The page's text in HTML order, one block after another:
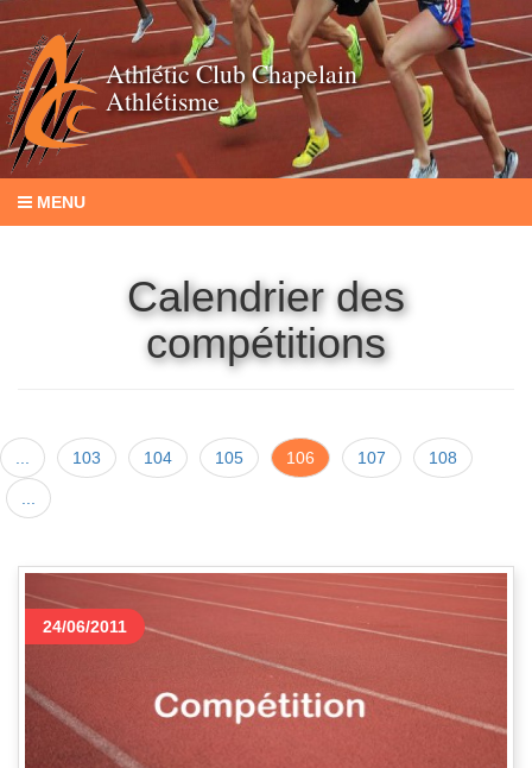
Athlétic Club Chapelain
Athlétisme
MENU
Calendrier des
compétitions
103 104 105 106 107 108
24/06/2011